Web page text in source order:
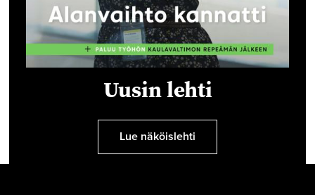
Uusin lehti
Lue näköislehti